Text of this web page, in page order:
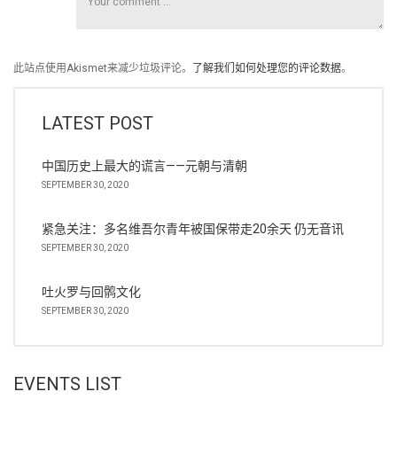
此站点使用Akismet来减少垃圾评论。 了解我们如何处理您的评论数据。
LATEST POST
中国历史上最大的谎言——元朝与清朝
SEPTEMBER 30, 2020
紧急关注：多名维吾尔青年被国保带走20余天 仍无音讯
SEPTEMBER 30, 2020
吐火罗与回鹘文化
SEPTEMBER 30, 2020
EVENTS LIST